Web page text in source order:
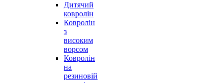
Дитячий
ковролін
Ковролін
з
високим
ворсом
Ковролін
на
резиновій